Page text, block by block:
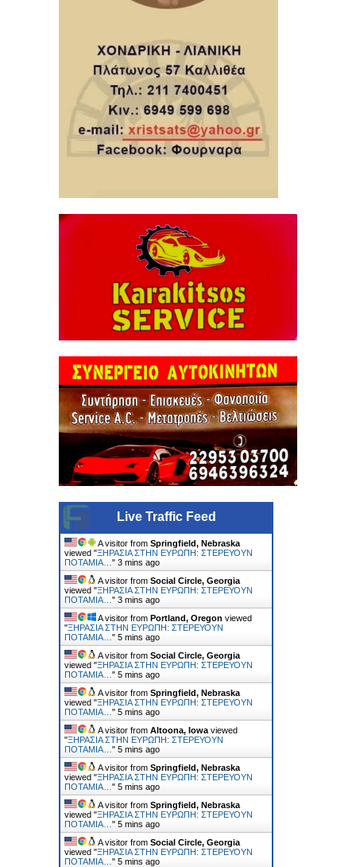
Live Traffic Feed
A visitor from Springfield, Nebraska
viewed "ΞΗΡΑΣΙΑ ΣΤΗΝ ΕΥΡΩΠΗ: ΣΤΕΡΕΥΟΥΝ
ΠΟΤΑΜΙΑ… " 3 mins ago
A visitor from Social Circle, Georgia
viewed "ΞΗΡΑΣΙΑ ΣΤΗΝ ΕΥΡΩΠΗ: ΣΤΕΡΕΥΟΥΝ
ΠΟΤΑΜΙΑ… " 3 mins ago
A visitor from Portland, Oregon viewed
"ΞΗΡΑΣΙΑ ΣΤΗΝ ΕΥΡΩΠΗ: ΣΤΕΡΕΥΟΥΝ
ΠΟΤΑΜΙΑ… " 5 mins ago
A visitor from Social Circle, Georgia
viewed "ΞΗΡΑΣΙΑ ΣΤΗΝ ΕΥΡΩΠΗ: ΣΤΕΡΕΥΟΥΝ
ΠΟΤΑΜΙΑ… " 5 mins ago
A visitor from Springfield, Nebraska
viewed "ΞΗΡΑΣΙΑ ΣΤΗΝ ΕΥΡΩΠΗ: ΣΤΕΡΕΥΟΥΝ
ΠΟΤΑΜΙΑ… " 5 mins ago
A visitor from Altoona, Iowa viewed
"ΞΗΡΑΣΙΑ ΣΤΗΝ ΕΥΡΩΠΗ: ΣΤΕΡΕΥΟΥΝ
ΠΟΤΑΜΙΑ… " 5 mins ago
A visitor from Springfield, Nebraska
viewed "ΞΗΡΑΣΙΑ ΣΤΗΝ ΕΥΡΩΠΗ: ΣΤΕΡΕΥΟΥΝ
ΠΟΤΑΜΙΑ… " 5 mins ago
A visitor from Springfield, Nebraska
viewed "ΞΗΡΑΣΙΑ ΣΤΗΝ ΕΥΡΩΠΗ: ΣΤΕΡΕΥΟΥΝ
ΠΟΤΑΜΙΑ… " 5 mins ago
A visitor from Social Circle, Georgia
viewed "ΞΗΡΑΣΙΑ ΣΤΗΝ ΕΥΡΩΠΗ: ΣΤΕΡΕΥΟΥΝ
ΠΟΤΑΜΙΑ… " 5 mins ago